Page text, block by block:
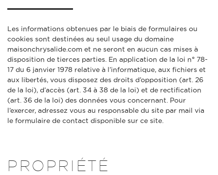
Les informations obtenues par le biais de formulaires ou
cookies sont destinées au seul usage du domaine
maisonchrysalide.com et ne seront en aucun cas mises à
disposition de tierces parties. En application de la loi n° 78-
17 du 6 janvier 1978 relative à l’informatique, aux fichiers et
aux libertés, vous disposez des droits d’opposition (art. 26
de la loi), d’accès (art. 34 à 38 de la loi) et de rectification
(art. 36 de la loi) des données vous concernant. Pour
l’exercer, adressez vous au responsable du site par mail via
le formulaire de contact disponible sur ce site.
PROPRIÉTÉ